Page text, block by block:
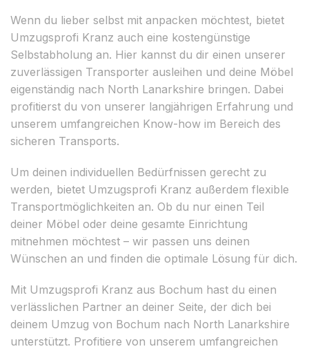
Wenn du lieber selbst mit anpacken möchtest, bietet
Umzugsprofi Kranz auch eine kostengünstige
Selbstabholung an. Hier kannst du dir einen unserer
zuverlässigen Transporter ausleihen und deine Möbel
eigenständig nach North Lanarkshire bringen. Dabei
profitierst du von unserer langjährigen Erfahrung und
unserem umfangreichen Know-how im Bereich des
sicheren Transports.
Um deinen individuellen Bedürfnissen gerecht zu
werden, bietet Umzugsprofi Kranz außerdem flexible
Transportmöglichkeiten an. Ob du nur einen Teil
deiner Möbel oder deine gesamte Einrichtung
mitnehmen möchtest – wir passen uns deinen
Wünschen an und finden die optimale Lösung für dich.
Mit Umzugsprofi Kranz aus Bochum hast du einen
verlässlichen Partner an deiner Seite, der dich bei
deinem Umzug von Bochum nach North Lanarkshire
unterstützt. Profitiere von unserem umfangreichen